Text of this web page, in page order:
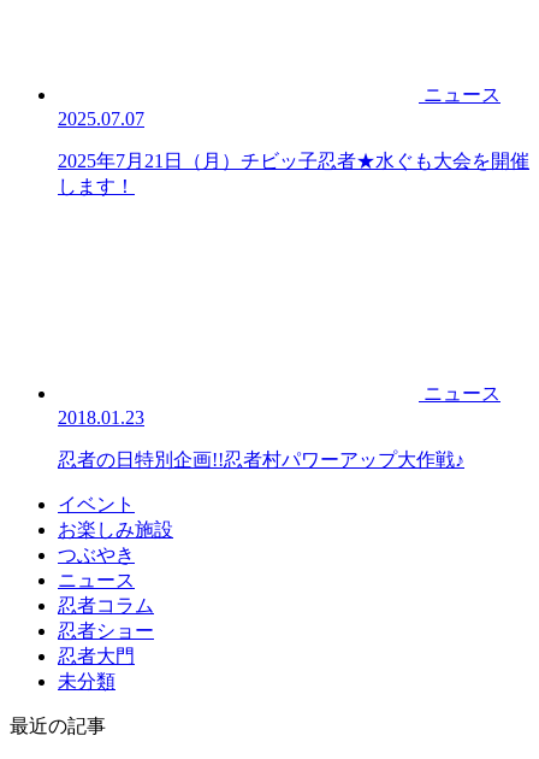
ニュース
2025.07.07
2025年7月21日（月）チビッ子忍者★水ぐも大会を開催
します！
ニュース
2018.01.23
忍者の日特別企画!!忍者村パワーアップ大作戦♪
イベント
お楽しみ施設
つぶやき
ニュース
忍者コラム
忍者ショー
忍者大門
未分類
最近の記事